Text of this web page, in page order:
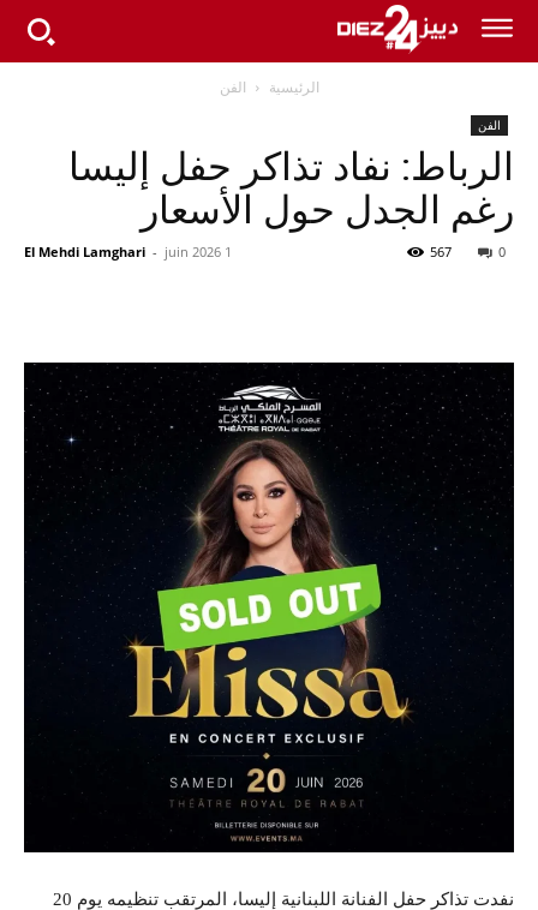
الرئيسية الفن
الفن
الرباط: نفاد تذاكر حفل إليسا
رغم الجدل حول الأسعار
El Mehdi Lamghari - 1 juin 2026 0
567
نفدت تذاكر حفل الفنانة اللبنانية إليسا، المرتقب تنظيمه يوم 20